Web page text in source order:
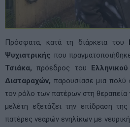
Πρόσφατα, κατά τη διάρκεια του
Ψυχιατρικής που
Τσιάκα, πρόεδρος του
Διαταραχών, παρουσίασε μια πολύ
τον ρόλο των πατέρων στη θεραπεία
μελέτη εξετάζει την επίδραση της
πατέρες νεαρών ενηλίκων με νευρική